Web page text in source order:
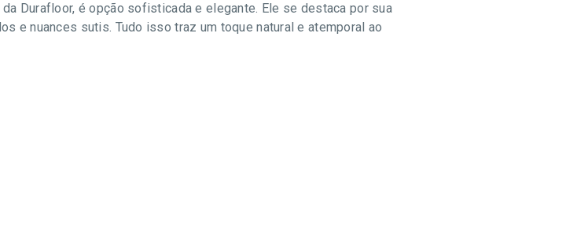
da Durafloor, é opção sofisticada e elegante. Ele se destaca por sua
e nuances sutis. Tudo isso traz um toque natural e atemporal ao